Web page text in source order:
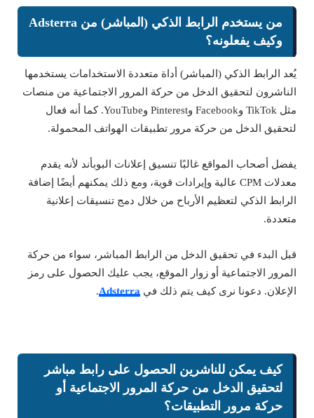
من يستخدم الرابط الذكي (المباشر) من Adsterra
وكيف يفعلونه؟
يُعد الرابط الذكي (المباشر) أداة متعددة الاستخدامات يستخدمها
الناشرون لتحقيق الدخل من حركة المرور الاجتماعية من منصات
مثل TikTok وFacebook وPinterest وYouTube. كما أنه فعال
لتحقيق الدخل من حركة مرور تطبيقات الهواتف المحمولة.
يفضل أصحاب المواقع غالبًا تنسيق إعلانات البوبأند لأنه يقدم
معدلات CPM عالية وإيرادات قوية، ومع ذلك يمكنهم أيضًا إضافة
الرابط الذكي لتعظيم الأرباح من خلال دمج تنسيقات إعلانية
متعددة.
قبل البدء في تحقيق الدخل من الرابط المباشر، سواء من حركة
المرور الاجتماعية أو زوار الموقع، يجب عليك الحصول على رمز
الإعلان. دعونا نرى كيف يتم ذلك في Adsterra
.
كيف يمكن للناشرين الحصول على رابط مباشر
لتحقيق الدخل من حركة المرور الاجتماعية أو
حركة مرور التطبيقات؟